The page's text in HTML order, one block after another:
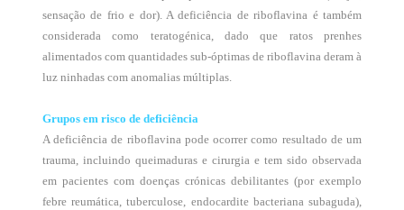
sensação de frio e dor). A deficiência de riboflavina é também
considerada como teratogénica, dado que ratos prenhes
alimentados com quantidades sub-óptimas de riboflavina deram à
luz ninhadas com anomalias múltiplas.
Grupos em risco de deficiência
A deficiência de riboflavina pode ocorrer como resultado de um
trauma, incluindo queimaduras e cirurgia e tem sido observada
em pacientes com doenças crónicas debilitantes (por exemplo
febre reumática, tuberculose, endocardite bacteriana subaguda),